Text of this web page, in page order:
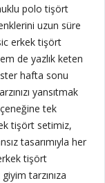
polo tişört
uzun süre
erkek tişört
de yazlık keten
hafta sonu
yansıtmak
tek
tişört setimiz,
tasarımıyla her
tişört
tarzınıza